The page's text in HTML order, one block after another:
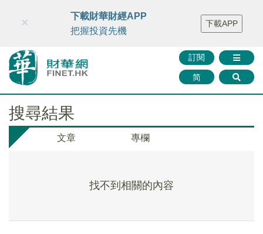
財華智庫網 FINTV FINMETA 財華證券 媒體矩陣
智庫沙龍
聯絡我們
訂閱
简
×
下載財華財經APP
把握投資先機
下載APP
搜尋結果
文章 專欄
找不到相關的內容